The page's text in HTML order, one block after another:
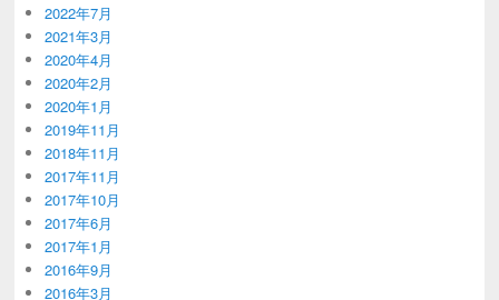
2022年7月
2021年3月
2020年4月
2020年2月
2020年1月
2019年11月
2018年11月
2017年11月
2017年10月
2017年6月
2017年1月
2016年9月
2016年3月